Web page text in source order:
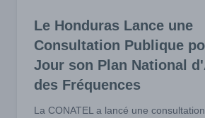
Le Honduras Lance une
Consultation Publique
Jour son Plan National
des Fréquences
La CONATEL a lancé une